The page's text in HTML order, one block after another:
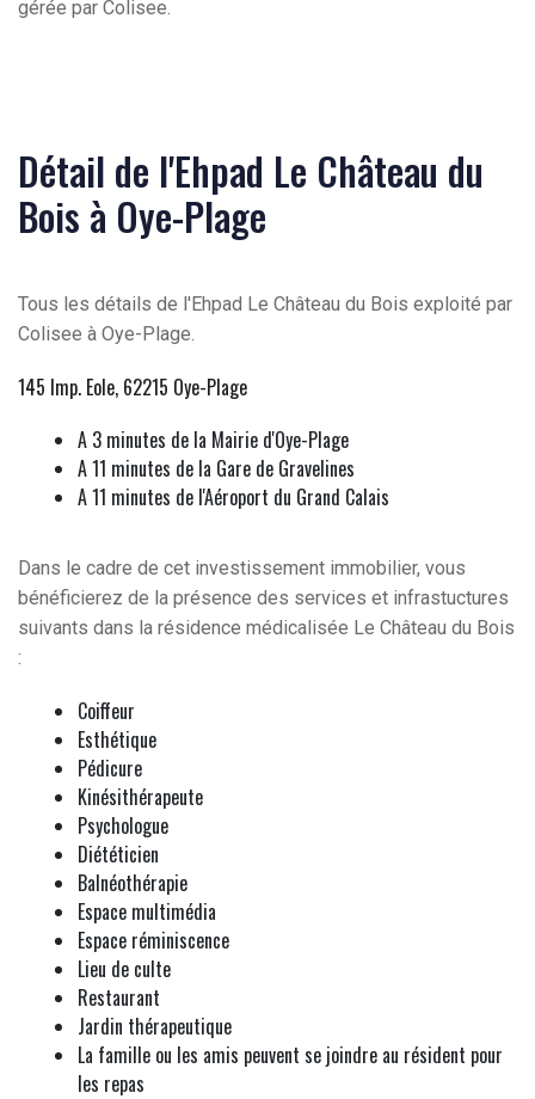
gérée par Colisee.
Détail de l'Ehpad Le Château du
Bois à Oye-Plage
Tous les détails de l'Ehpad Le Château du Bois exploité par
Colisee à Oye-Plage.
145 Imp. Eole, 62215 Oye-Plage
A 3 minutes de la Mairie d'Oye-Plage
A 11 minutes de la Gare de Gravelines
A 11 minutes de l'Aéroport du Grand Calais
Dans le cadre de cet investissement immobilier, vous
bénéficierez de la présence des services et infrastuctures
suivants dans la résidence médicalisée Le Château du Bois
:
Coiffeur
Esthétique
Pédicure
Kinésithérapeute
Psychologue
Diététicien
Balnéothérapie
Espace multimédia
Espace réminiscence
Lieu de culte
Restaurant
Jardin thérapeutique
La famille ou les amis peuvent se joindre au résident pour
les repas